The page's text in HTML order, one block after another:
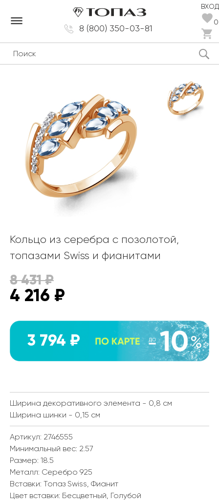
8 (800) 350-03-81
ВХОД
0
dehaze
Кольцо из серебра с позолотой,
топазами Swiss и фианитами
8 431₽
4 216 ₽
3 794 ₽
Ширина декоративного элемента - 0,8 см
Ширина шинки - 0,15 см
Артикул: 2746555
Минимальный вес: 2.57
Размер: 18.5
Металл: Серебро 925
Вставки: Топаз Swiss, Фианит
Цвет вставки: Бесцветный, Голубой